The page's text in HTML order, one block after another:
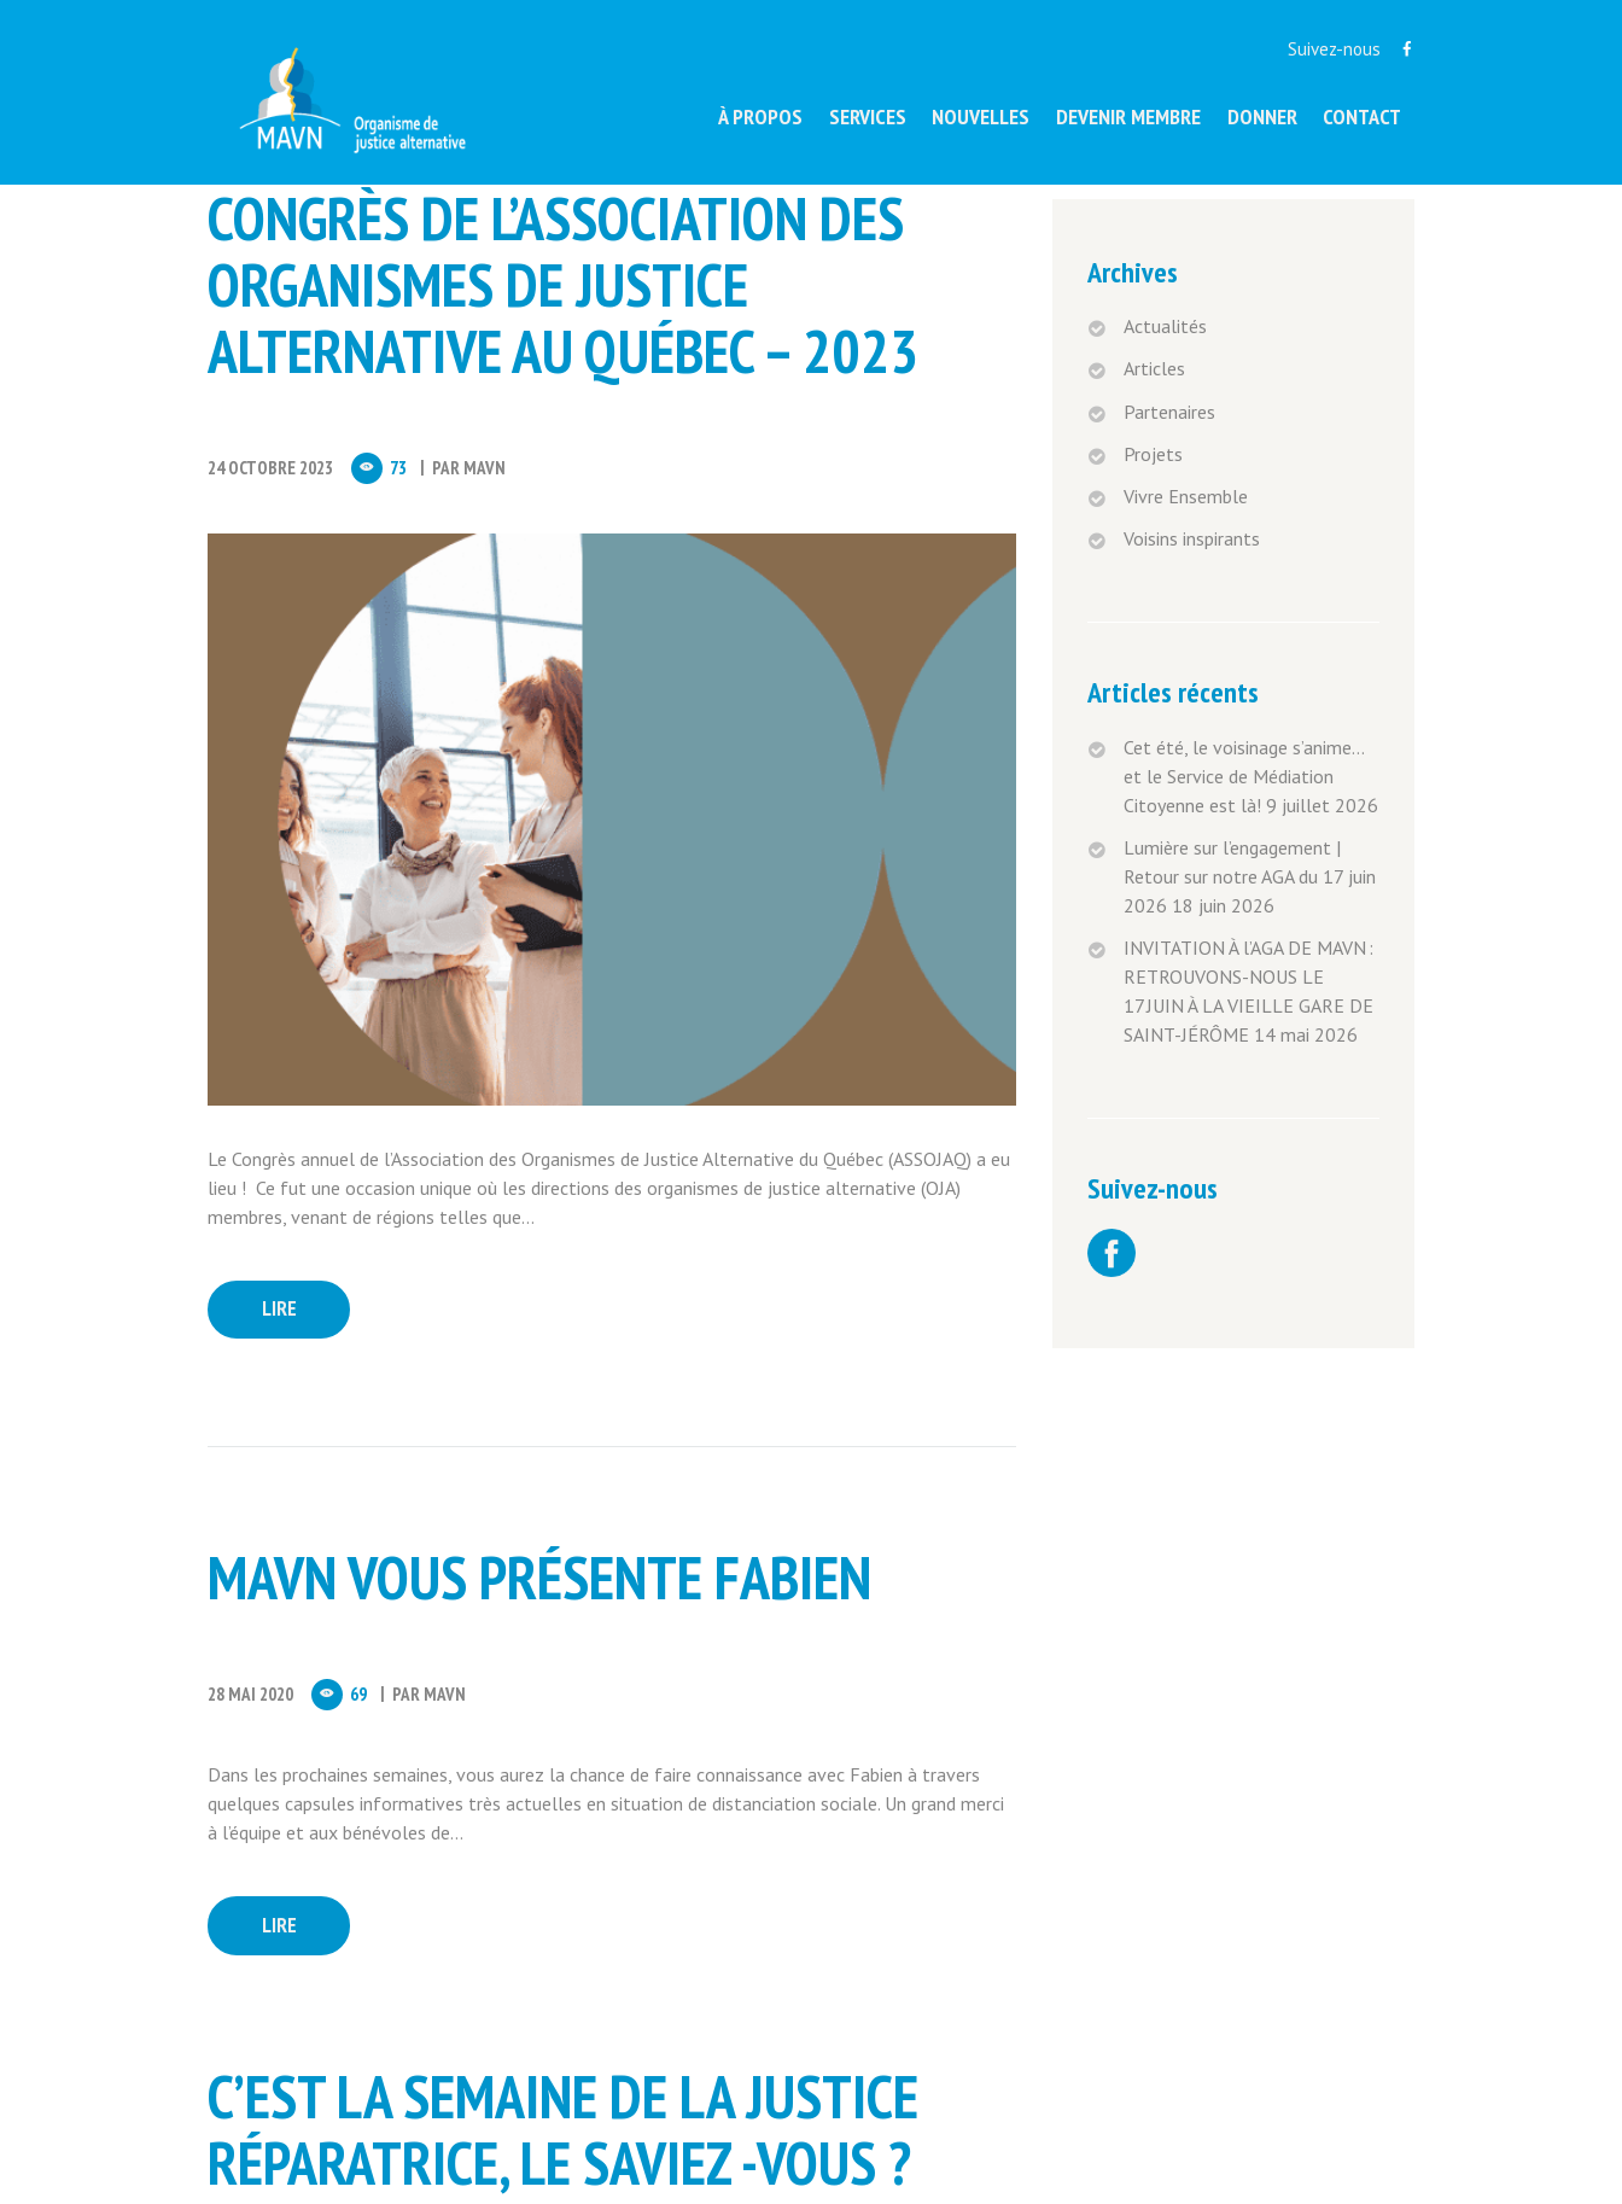
Suivez-nous
À PROPOS SERVICES NOUVELLES DEVENIR MEMBRE DONNER CONTACT
CONGRÈS DE L’ASSOCIATION DES
ORGANISMES DE JUSTICE
ALTERNATIVE AU QUÉBEC – 2023
24 OCTOBRE 2023 73 PAR MAVN
Le Congrès annuel de l’Association des Organismes de Justice Alternative du Québec (ASSOJAQ) a eu
lieu ! Ce fut une occasion unique où les directions des organismes de justice alternative (OJA)
membres, venant de régions telles que...
LIRE
MAVN VOUS PRÉSENTE FABIEN
28 MAI 2020 69 PAR MAVN
Dans les prochaines semaines, vous aurez la chance de faire connaissance avec Fabien à travers
quelques capsules informatives très actuelles en situation de distanciation sociale. Un grand merci
à l’équipe et aux bénévoles de...
LIRE
C’EST LA SEMAINE DE LA JUSTICE
RÉPARATRICE, LE SAVIEZ -VOUS ?
Archives
Actualités
Articles
Partenaires
Projets
Vivre Ensemble
Voisins inspirants
Articles récents
Cet été, le voisinage s’anime…
et le Service de Médiation
Citoyenne est là! 9 juillet 2026
Lumière sur l’engagement |
Retour sur notre AGA du 17 juin
2026 18 juin 2026
INVITATION À l’AGA DE MAVN :
RETROUVONS-NOUS LE
17 JUIN À LA VIEILLE GARE DE
SAINT-JÉRÔME 14 mai 2026
Suivez-nous